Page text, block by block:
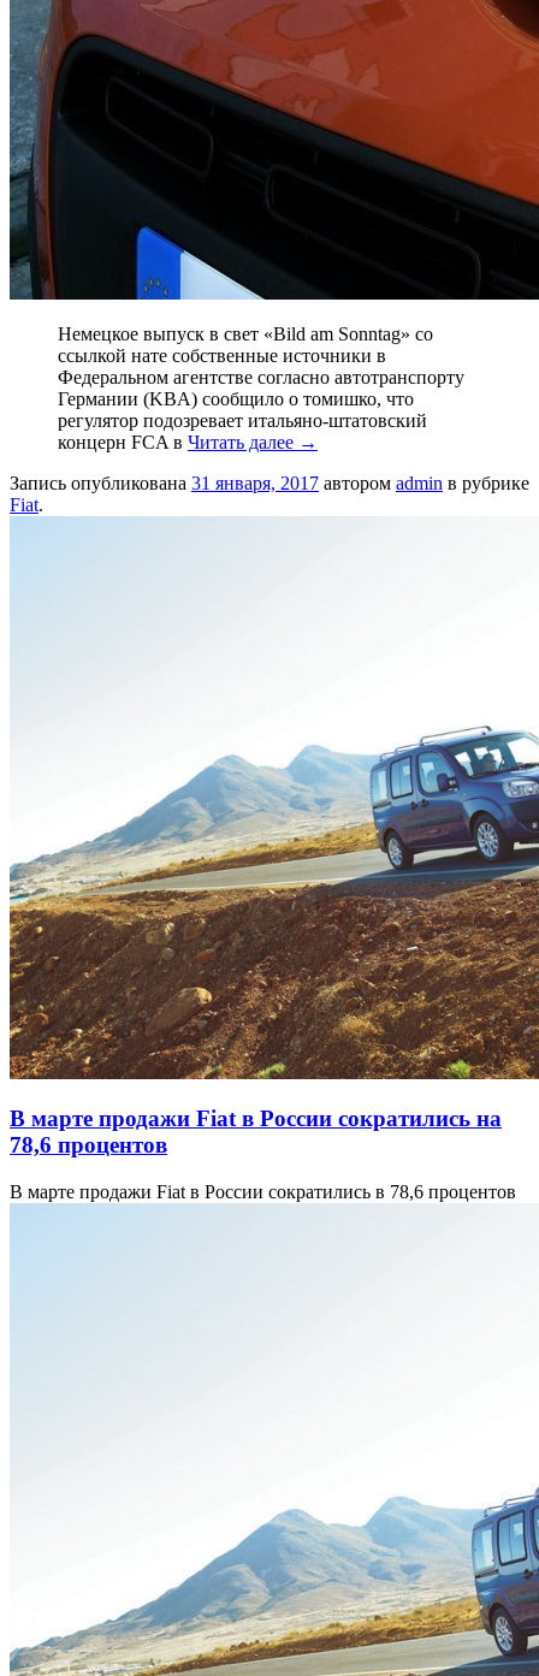
Немецкое выпуск в свет «Bild am Sonntag» со
ссылкой нате собственные источники в
Федеральном агентстве согласно автотранспорту
Германии (KBA) сообщило о томишко, что
регулятор подозревает итальяно-штатовский
концерн FCA в Читать далее →
Запись опубликована 31 января, 2017 автором admin в рубрике
Fiat.
В марте продажи Fiat в России сократились на
78,6 процентов
В марте продажи Fiat в России сократились в 78,6 процентов